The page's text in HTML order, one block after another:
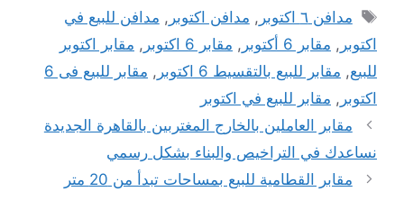
الوسوم
مدافن ٦ اكتوبر , مدافن اكتوبر , مدافن للبيع في
اكتوبر , مقابر 6 أكتوبر , مقابر 6 اكتوبر , مقابر اكتوبر
للبيع, مقابر للبيع بالتقسيط 6 اكتوبر ,
مقابر للبيع فى 6
اكتوبر , مقابر للبيع في اكتوبر
مقابر العاملين بالخارج المغتربين بالقاهرة الجديدة
نساعدك في التراخيص والبناء بشكل رسمي
مقابر القطامية للبيع بمساحات تبدأ من 20 متر